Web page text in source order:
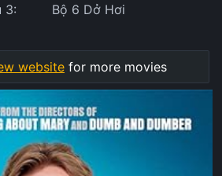
3:
Bộ 6 Dở Hơi
website for more movies